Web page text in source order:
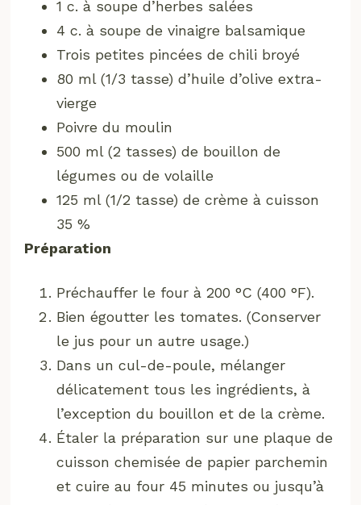
1 c. à soupe d’herbes salées
4 c. à soupe de vinaigre balsamique
Trois petites pincées de chili broyé
80 ml (1/3 tasse) d’huile d’olive extra-
vierge
Poivre du moulin
500 ml (2 tasses) de bouillon de
légumes ou de volaille
125 ml (1/2 tasse) de crème à cuisson
35 %
Préparation
Préchauffer le four à 200 °C (400 °F).
Bien égoutter les tomates. (Conserver
le jus pour un autre usage.)
Dans un cul-de-poule, mélanger
délicatement tous les ingrédients, à
l’exception du bouillon et de la crème.
Étaler la préparation sur une plaque de
cuisson chemisée de papier parchemin
et cuire au four 45 minutes ou jusqu’à